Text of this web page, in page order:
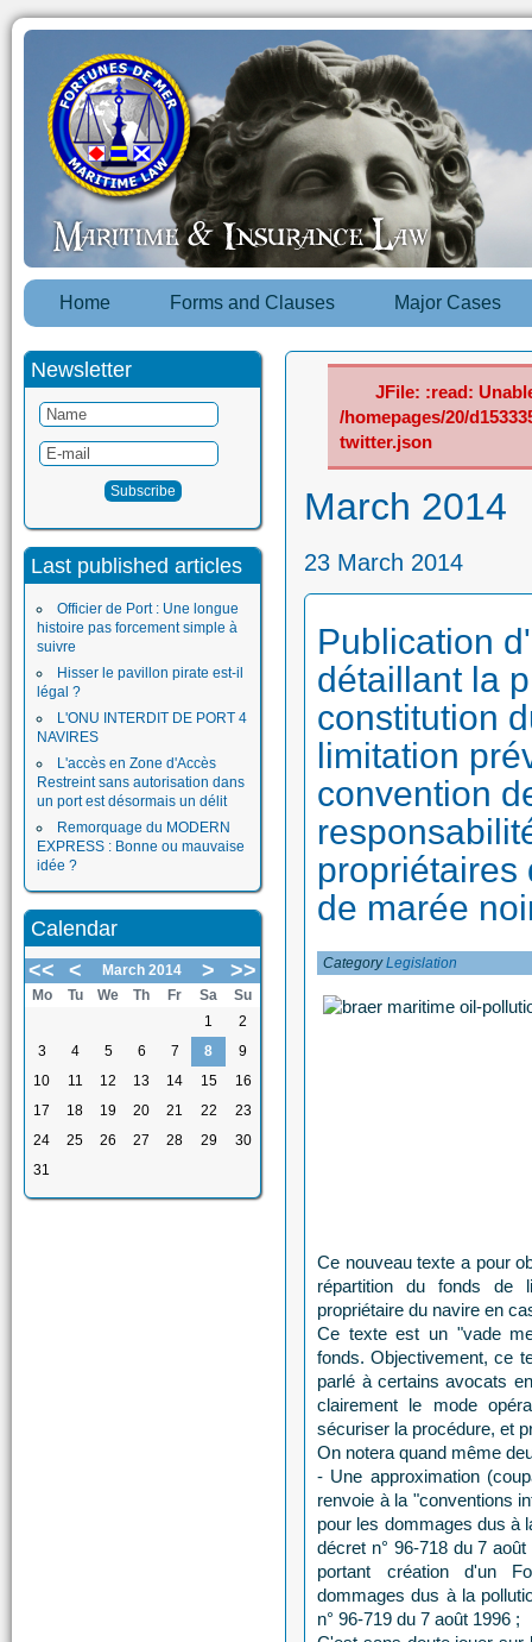
Home Forms and Clauses Major Cases
Newsletter
Last published articles
Officier de Port : Une longue
histoire pas forcement simple à
suivre
Hisser le pavillon pirate est-il
légal ?
L'ONU INTERDIT DE PORT 4
NAVIRES
L'accès en Zone d'Accès
Restreint sans autorisation dans
un port est désormais un délit
Remorquage du MODERN
EXPRESS : Bonne ou mauvaise
idée ?
Calendar
<<
< March 2014 > >>
Mo Tu We Th Fr Sa
Su
1
2
3
4 5 6 7 8
9
10
11 12 13 14 15
16
17
18 19 20 21 22
23
24
25 26 27 28 29
30
31
JFile: :read:
/homepages/20/
twitter.json
March 2014
23 March 2014
Publication
détaillant la
constitution
limitation
convention
propriétaires
de marée
CategoryLegislation
Ce nouveau texte a pour
répartition du fonds de
propriétaire du navire en
Ce texte est un "vade
fonds. Objectivement, ce
parlé à certains avocats
clairement le mode
sécuriser la procédure, et
On notera quand même
- Une approximation
renvoie à la "conventions
pour les dommages dus à
décret n° 96-718 du 7
portant création d'un
dommages dus à la
n° 96-719 du 7 août 1996 ;